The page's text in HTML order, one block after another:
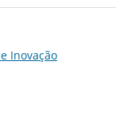
Inovação